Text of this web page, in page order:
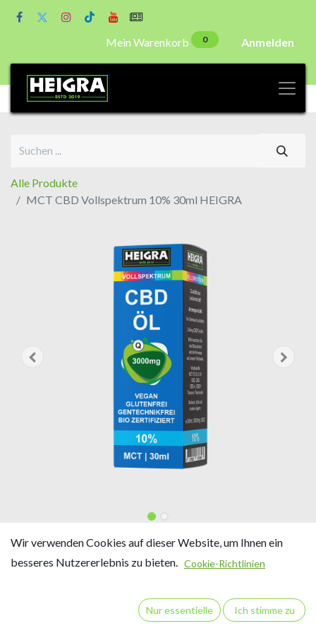
Mein Warenkorb 0 Anmelden
Alle Produkte
MCT CBD Vollspektrum 10% 30ml HEIGRA
MCT CBD Vollspektrum 10%
30ml HEIGRA
Inhalt: 30 ml / ca. 825 Tropfen
Wir verwenden Cookies auf dieser Website, um Ihnen ein
besseres Nutzererlebnis zu bieten. Cookie-Richtlinien
Nur essentielle Ich stimme zu